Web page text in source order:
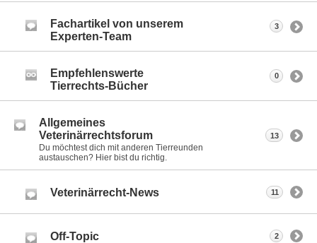
Fachartikel von unserem
Experten-Team
3
Empfehlenswerte
Tierrechts-Bücher
0
Allgemeines
Veterinärrechtsforum
Du möchtest dich mit anderen Tierreunden
austauschen? Hier bist du richtig.
13
Veterinärrecht-News 11
Off-Topic 2